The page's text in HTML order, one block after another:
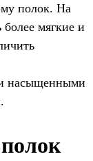
полок. На
мягкие и
насыщенными